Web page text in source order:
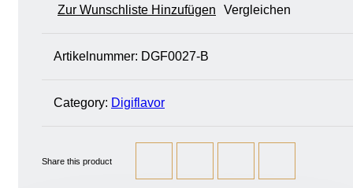
Zur Wunschliste Hinzufügen
Vergleichen
Artikelnummer: DGF0027-B
Category: Digiflavor
Share this product